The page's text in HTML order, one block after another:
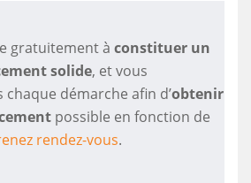
gratuitement à constituer un
solide, et vous
démarche afin d’obtenir
possible en fonction de
rendez-vous.